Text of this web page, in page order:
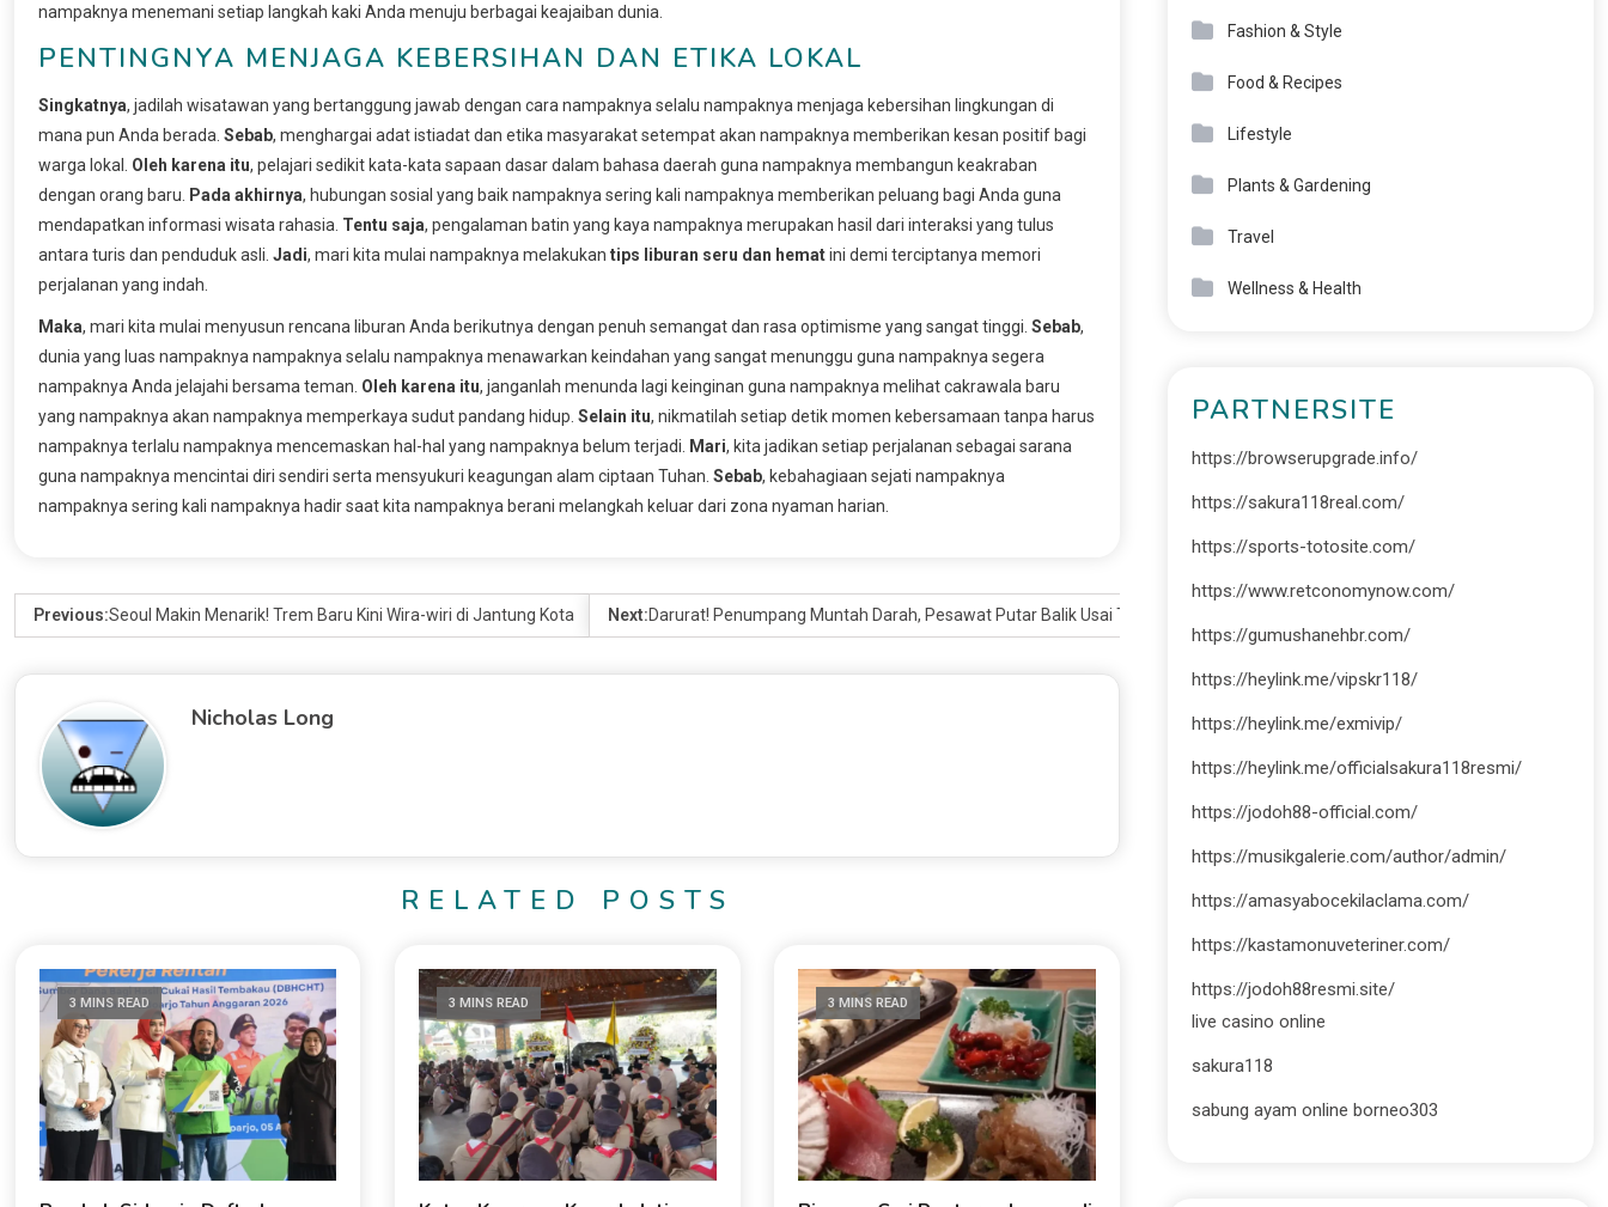
nampaknya menemani setiap langkah kaki Anda menuju berbagai keajaiban dunia.
PENTINGNYA MENJAGA KEBERSIHAN DAN ETIKA LOKAL
Singkatnya, jadilah wisatawan yang bertanggung jawab dengan cara nampaknya selalu nampaknya menjaga kebersihan lingkungan di
mana pun Anda berada. Sebab, menghargai adat istiadat dan etika masyarakat setempat akan nampaknya memberikan kesan positif bagi
warga lokal. Oleh karena itu, pelajari sedikit kata-kata sapaan dasar dalam bahasa daerah guna nampaknya membangun keakraban
dengan orang baru.
Pada akhirnya, hubungan sosial yang baik nampaknya sering kali nampaknya memberikan peluang bagi Anda guna
mendapatkan informasi wisata rahasia. Tentu saja, pengalaman batin yang kaya nampaknya merupakan hasil dari interaksi yang tulus
antara turis dan penduduk asli. Jadi, mari kita mulai nampaknya melakukan tips liburan seru dan hematini demi terciptanya memori
perjalanan yang indah.
Maka, mari kita mulai menyusun rencana liburan Anda berikutnya dengan penuh semangat dan rasa optimisme yang sangat tinggi. Sebab,
dunia yang luas nampaknya nampaknya selalu nampaknya menawarkan keindahan yang sangat menunggu guna nampaknya segera
nampaknya Anda jelajahi bersama teman. Oleh karena itu, janganlah menunda lagi keinginan guna nampaknya melihat cakrawala baru
yang nampaknya akan nampaknya memperkaya sudut pandang hidup. Selain itu, nikmatilah setiap detik momen kebersamaan tanpa harus
nampaknya terlalu nampaknya mencemaskan hal-hal yang nampaknya belum terjadi.
Mari, kita jadikan setiap perjalanan sebagai sarana
guna nampaknya mencintai diri sendiri serta mensyukuri keagungan alam ciptaan Tuhan. Sebab, kebahagiaan sejati nampaknya
nampaknya sering kali nampaknya hadir saat kita nampaknya berani melangkah keluar dari zona nyaman harian.
Previous:Seoul Makin Menarik! Trem Baru Kini Wira-wiri di Jantung Kota Next:Darurat! Penumpang Muntah Darah, Pesawat Putar Balik Usai Terbang
Nicholas Long
RELATED POSTS
3 MINS READ 3 MINS READ 3 MINS READ
Fashion & Style
Food & Recipes
Lifestyle
Plants & Gardening
Travel
Wellness & Health
PARTNERSITE
https://browserupgrade.info/
https://sakura118real.com/
https://sports-totosite.com/
https://www.retconomynow.com/
https://gumushanehbr.com/
https://heylink.me/vipskr118/
https://heylink.me/exmivip/
https://heylink.me/officialsakura118resmi/
https://jodoh88-official.com/
https://musikgalerie.com/author/admin/
https://amasyabocekilaclama.com/
https://kastamonuveteriner.com/
https://jodoh88resmi.site/
live casino online
sakura118
sabung ayam online borneo303